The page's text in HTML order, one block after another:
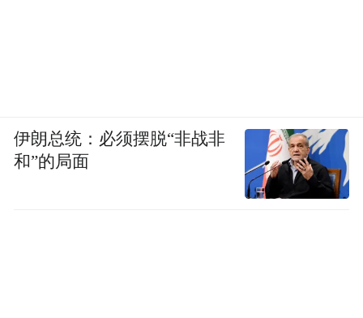
伊朗总统：必须摆脱“非战非
和”的局面